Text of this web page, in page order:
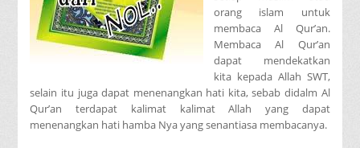
orang islam untuk
membaca Al Qur’an.
Membaca Al Qur’an
dapat mendekatkan
kita kepada Allah SWT,
selain itu juga dapat menenangkan hati kita, sebab didalm Al
Qur’an terdapat kalimat kalimat Allah yang dapat
menenangkan hati hamba Nya yang senantiasa membacanya.